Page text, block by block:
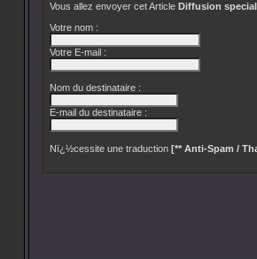
Vous allez envoyer cet Article Diffusion
Votre nom :
Votre E-mail :
Nom du destinataire :
E-mail du destinataire :
Nï¿½cessite une traduction [** Anti-Spam /